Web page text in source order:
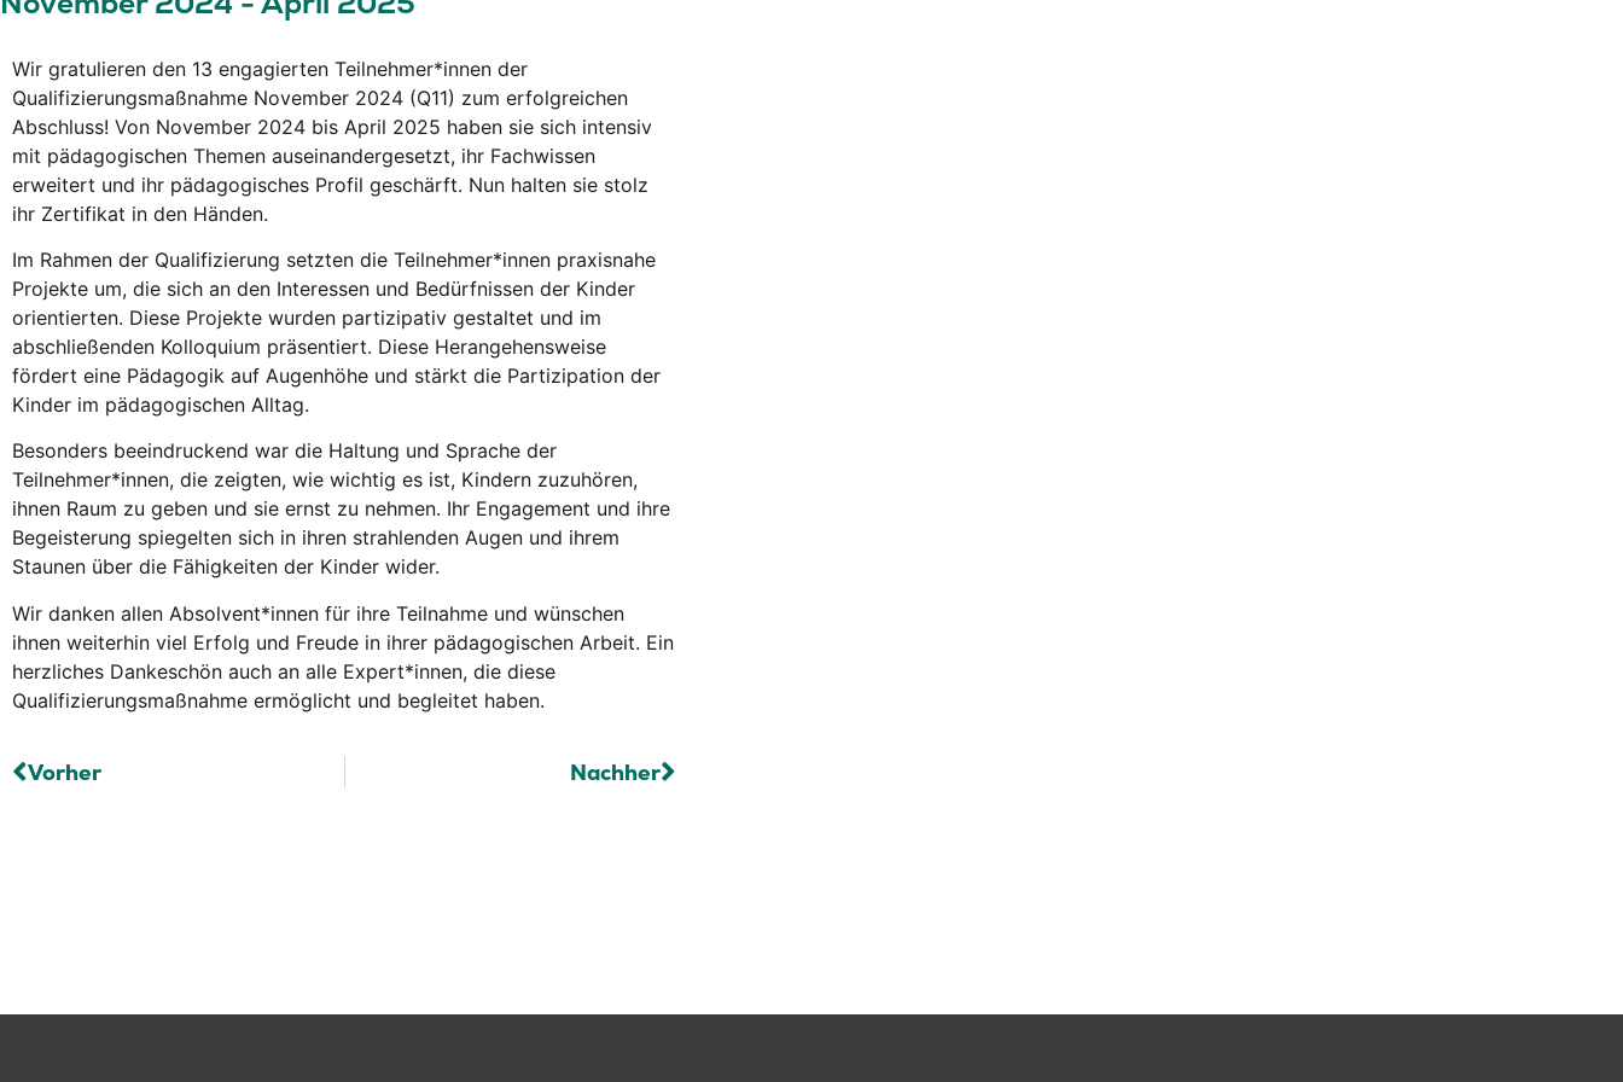
Wir gratulieren den 13 engagierten Teilnehmer*innen der
Qualifizierungsmaßnahme November 2024 (Q11) zum erfolgreichen
Abschluss! Von November 2024 bis April 2025 haben sie sich intensiv
mit pädagogischen Themen auseinandergesetzt, ihr Fachwissen
erweitert und ihr pädagogisches Profil geschärft. Nun halten sie stolz
ihr Zertifikat in den Händen.
Im Rahmen der Qualifizierung setzten die Teilnehmer*innen praxisnahe
Projekte um, die sich an den Interessen und Bedürfnissen der Kinder
orientierten. Diese Projekte wurden partizipativ gestaltet und im
abschließenden Kolloquium präsentiert. Diese Herangehensweise
fördert eine Pädagogik auf Augenhöhe und stärkt die Partizipation der
Kinder im pädagogischen Alltag.
Besonders beeindruckend war die Haltung und Sprache der
Teilnehmer*innen, die zeigten, wie wichtig es ist, Kindern zuzuhören,
ihnen Raum zu geben und sie ernst zu nehmen. Ihr Engagement und ihre
Begeisterung spiegelten sich in ihren strahlenden Augen und ihrem
Staunen über die Fähigkeiten der Kinder wider.
Wir danken allen Absolvent*innen für ihre Teilnahme und wünschen
ihnen weiterhin viel Erfolg und Freude in ihrer pädagogischen Arbeit. Ein
herzliches Dankeschön auch an alle Expert*innen, die diese
Qualifizierungsmaßnahme ermöglicht und begleitet haben.
Vorher Nachher